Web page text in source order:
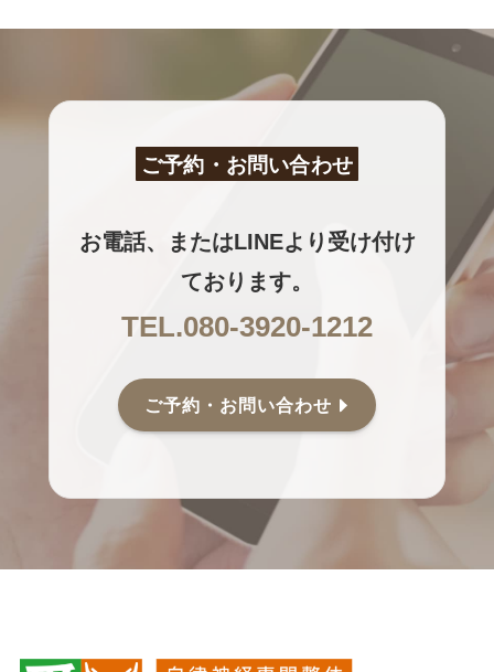
ご予約・お問い合わせ
お電話、またはLINEより受け付け
ております。
TEL.080-3920-1212
ご予約・お問い合わせ